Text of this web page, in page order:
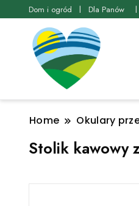
Dom i ogród Dla Panów
Home Okulary
Stolik kawowy